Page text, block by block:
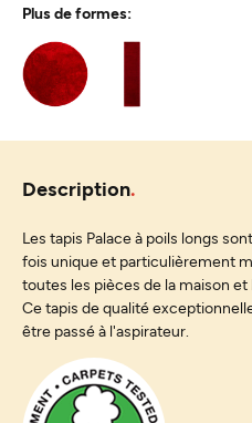
Plus de formes:
Description
Les tapis Palace à poils longs
fois unique et particulièrement
toutes les pièces de la maison
Ce tapis de qualité
être passé à l'aspirateur.